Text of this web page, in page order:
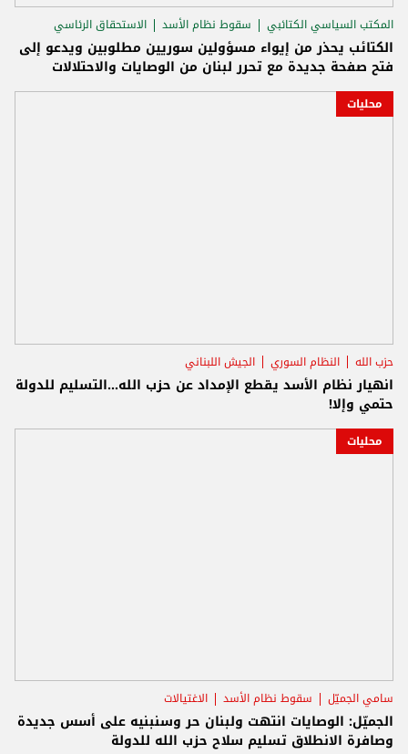
المكتب السياسي الكتائبي سقوط نظام الأسد الاستحقاق الرئاسي
الكتائب يحذر من إيواء مسؤولين سوريين مطلوبين ويدعو إلى
فتح صفحة جديدة مع تحرر لبنان من الوصايات والاحتلالات
محليات
حزب الله النظام السوري الجيش اللبناني
انهيار نظام الأسد يقطع الإمداد عن حزب الله...التسليم للدولة
حتمي وإلا!
محليات
سامي الجميّل سقوط نظام الأسد الاغتيالات
الجميّل: الوصايات انتهت ولبنان حر وسنبنيه على أسس جديدة
وصافرة الانطلاق تسليم سلاح حزب الله للدولة